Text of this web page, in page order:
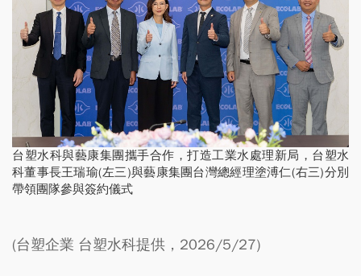
台塑水科與藝康集團攜手合作，打造工業水處理新局，台塑水
科董事長王瑞瑜(左三)與藝康集團台灣總經理塗溥仁(右三)分別
帶領團隊參與簽約儀式
(台塑企業 台塑水科提供，2026/5/27)